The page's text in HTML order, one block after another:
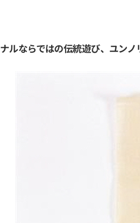
ルならではの伝統遊び、ユンノ